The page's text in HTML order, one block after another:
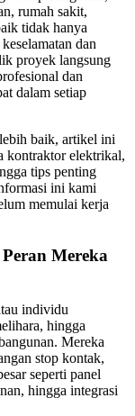
rumah sakit,
tidak hanya
dan
proyek langsung
dan
dalam setiap
baik, artikel ini
kontraktor elektrikal,
tips penting
ini kami
memulai kerja
Mereka
individu
hingga
Mereka
stop kontak,
seperti panel
hingga integrasi